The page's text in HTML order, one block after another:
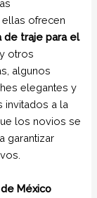
ofrecen
de traje para el
otros
algunos
elegantes y
invitados a la
los novios se
garantizar
México